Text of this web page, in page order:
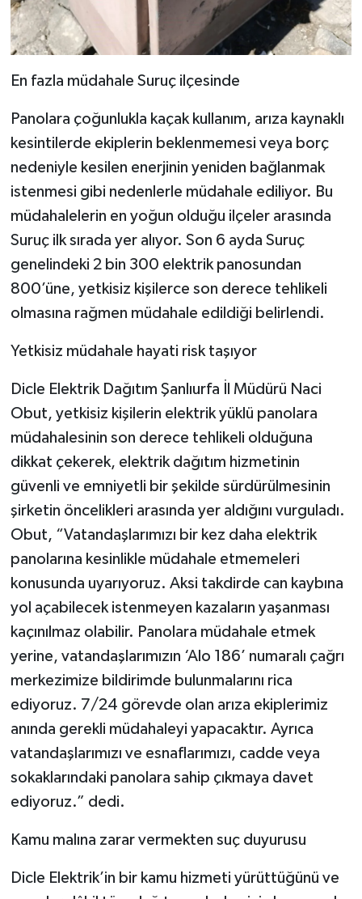
En fazla müdahale Suruç ilçesinde
Panolara çoğunlukla kaçak kullanım, arıza kaynaklı
kesintilerde ekiplerin beklenmemesi veya borç
nedeniyle kesilen enerjinin yeniden bağlanmak
istenmesi gibi nedenlerle müdahale ediliyor. Bu
müdahalelerin en yoğun olduğu ilçeler arasında
Suruç ilk sırada yer alıyor. Son 6 ayda Suruç
genelindeki 2 bin 300 elektrik panosundan
800’üne, yetkisiz kişilerce son derece tehlikeli
olmasına rağmen müdahale edildiği belirlendi.
Yetkisiz müdahale hayati risk taşıyor
Dicle Elektrik Dağıtım Şanlıurfa İl Müdürü Naci
Obut, yetkisiz kişilerin elektrik yüklü panolara
müdahalesinin son derece tehlikeli olduğuna
dikkat çekerek, elektrik dağıtım hizmetinin
güvenli ve emniyetli bir şekilde sürdürülmesinin
şirketin öncelikleri arasında yer aldığını vurguladı.
Obut, “Vatandaşlarımızı bir kez daha elektrik
panolarına kesinlikle müdahale etmemeleri
konusunda uyarıyoruz. Aksi takdirde can kaybına
yol açabilecek istenmeyen kazaların yaşanması
kaçınılmaz olabilir. Panolara müdahale etmek
yerine, vatandaşlarımızın ‘Alo 186’ numaralı çağrı
merkezimize bildirimde bulunmalarını rica
ediyoruz. 7/24 görevde olan arıza ekiplerimiz
anında gerekli müdahaleyi yapacaktır. Ayrıca
vatandaşlarımızı ve esnaflarımızı, cadde veya
sokaklarındaki panolara sahip çıkmaya davet
ediyoruz.” dedi.
Kamu malına zarar vermekten suç duyurusu
Dicle Elektrik’in bir kamu hizmeti yürüttüğünü ve